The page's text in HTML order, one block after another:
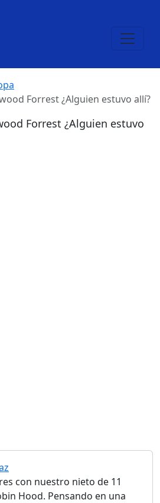
Forrest ¿Alguien estuvo allí?
Forrest ¿Alguien estuvo
con nuestro nieto de 11
Hood. Pensando en una